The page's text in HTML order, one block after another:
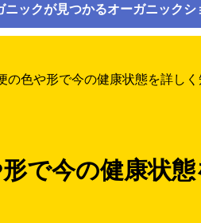
ニックが見つかるオーガニック
色や形で今の健康状態を詳しく
で今の健康状態